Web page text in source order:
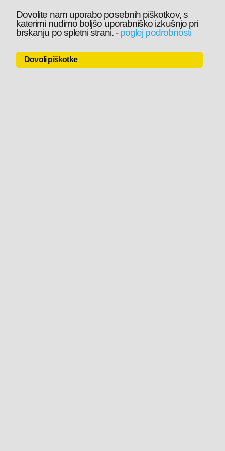
Dovolite nam uporabo posebnih piškotkov, s
katerimi nudimo boljšo uporabniško izkušnjo pri
brskanju po spletni strani.-poglej podrobnosti
Dovoli piškotke